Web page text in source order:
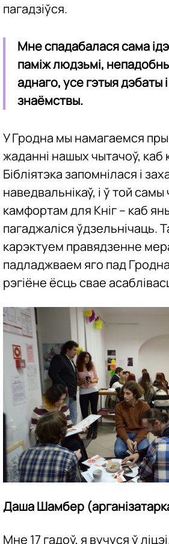
пагадзіўся.
Мне спадабалася сама
паміж людзьмі,
аднаго, усе гэтыя дэбаты
знаёмствы.
У Гродна мы намагаемся
жаданні нашых чытачоў, каб
Бібліятэка запомнілася і
наведвальнікаў, і ў той
камфортам для Кніг – каб
пагаджаліся ўдзельнічаць.
карэктуем правядзенне
падладжваем яго пад
рэгіёне ёсць свае
Даша Шамбер
Мне 17 гадоў, я вучуся ў